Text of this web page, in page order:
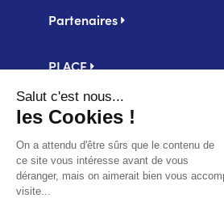
Partenaires
PLACE
Centrale d'achat UniHA